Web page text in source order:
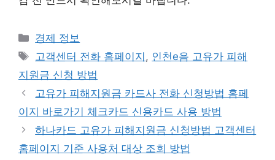
카
테
리
경제 정보
태
그
고객센터 전화 홈페이지 , 인천e음 고유가 피해
지원금 신청 방법
고유가 피해지원금 카드사 전화 신청방법 홈페
이지 바로가기 체크카드 신용카드 사용 방법
하나카드 고유가 피해지원금 신청방법 고객센터
홈페이지 기준 사용처 대상 조회 방법